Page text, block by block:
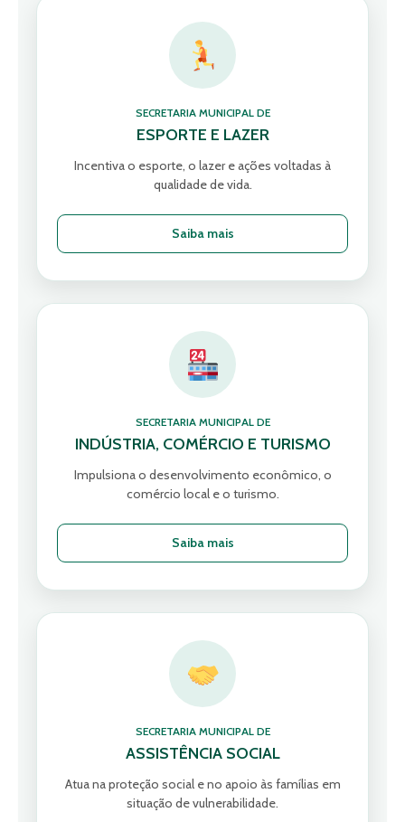
SECRETARIA MUNICIPAL DE
ESPORTE E LAZER
Incentiva o esporte, o lazer e ações voltadas à
qualidade de vida.
Saiba mais
SECRETARIA MUNICIPAL DE
INDÚSTRIA, COMÉRCIO E TURISMO
Impulsiona o desenvolvimento econômico, o
comércio local e o turismo.
Saiba mais
SECRETARIA MUNICIPAL DE
ASSISTÊNCIA SOCIAL
Atua na proteção social e no apoio às famílias em
situação de vulnerabilidade.